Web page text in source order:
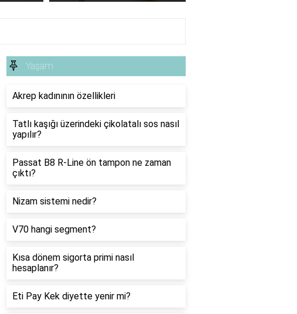
Yaşam
Akrep kadınının özellikleri
Tatlı kaşığı üzerindeki çikolatalı sos nasıl
yapılır?
Passat B8 R-Line ön tampon ne zaman
çıktı?
Nizam sistemi nedir?
V70 hangi segment?
Kısa dönem sigorta primi nasıl
hesaplanır?
Eti Pay Kek diyette yenir mi?